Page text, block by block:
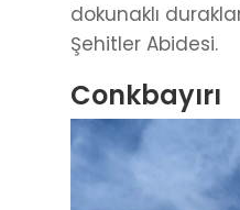
dokunaklı
Şehitler Abidesi.
Conkbayırı